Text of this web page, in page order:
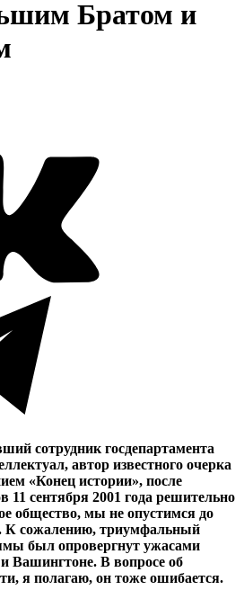
Братом и
сотрудник госдепартамента
автор известного очерка
«Конец истории», после
11 сентября 2001 года решительно
общество, мы не опустимся до
К сожалению, триумфальный
был опровергнут ужасами
Вашингтоне. В вопросе об
я полагаю, он тоже ошибается.